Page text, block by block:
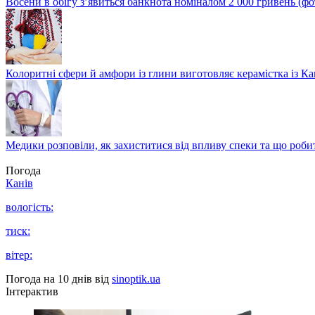
Колоритні сфери й амфори із глини виготовляє керамістка із
Медики розповіли, як захиститися від впливу спеки та що
Погода
Канів
вологість:
тиск:
вітер:
Погода на 10 днів від sinoptik.ua
Інтерактив